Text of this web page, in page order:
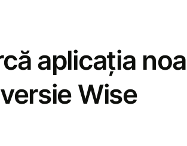
aplicația
Wise